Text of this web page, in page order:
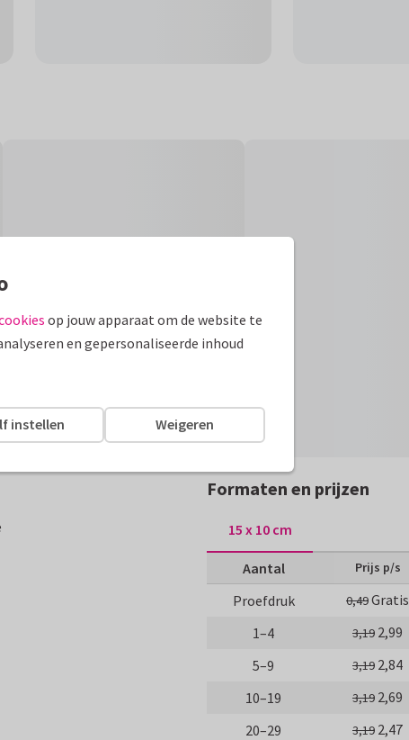
Formaten en prijzen
15 x 10 cm
Aantal Prijs p/s
Proefdruk 0,49Gratis
1–4
3,19 2,99
5–9
3,19 2,84
10–19
3,19 2,69
20–29
3,19 2,47
op jouw apparaat om de website te
en gepersonaliseerde inhoud
Weigeren
instellen